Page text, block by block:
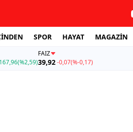
SPOR HAYAT MAGAZİN
167,96(%2,59)
FAİZ
39,92-0,07(%-0,17)